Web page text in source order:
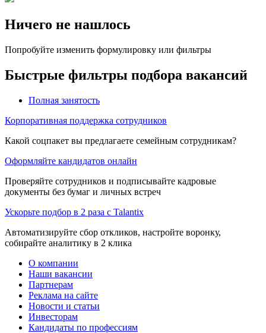
Ничего не нашлось
Попробуйте изменить формулировку или фильтры
Быстрые фильтры подбора вакансий
Полная занятость
Корпоративная поддержка сотрудников
Какой соцпакет вы предлагаете семейным сотрудникам?
Оформляйте кандидатов онлайн
Проверяйте сотрудников и подписывайте кадровые
документы без бумаг и личных встреч
Ускорьте подбор в 2 раза с Talantix
Автоматизируйте сбор откликов, настройте воронку,
собирайте аналитику в 2 клика
О компании
Наши вакансии
Партнерам
Реклама на сайте
Новости и статьи
Инвесторам
Кандидаты по профессиям